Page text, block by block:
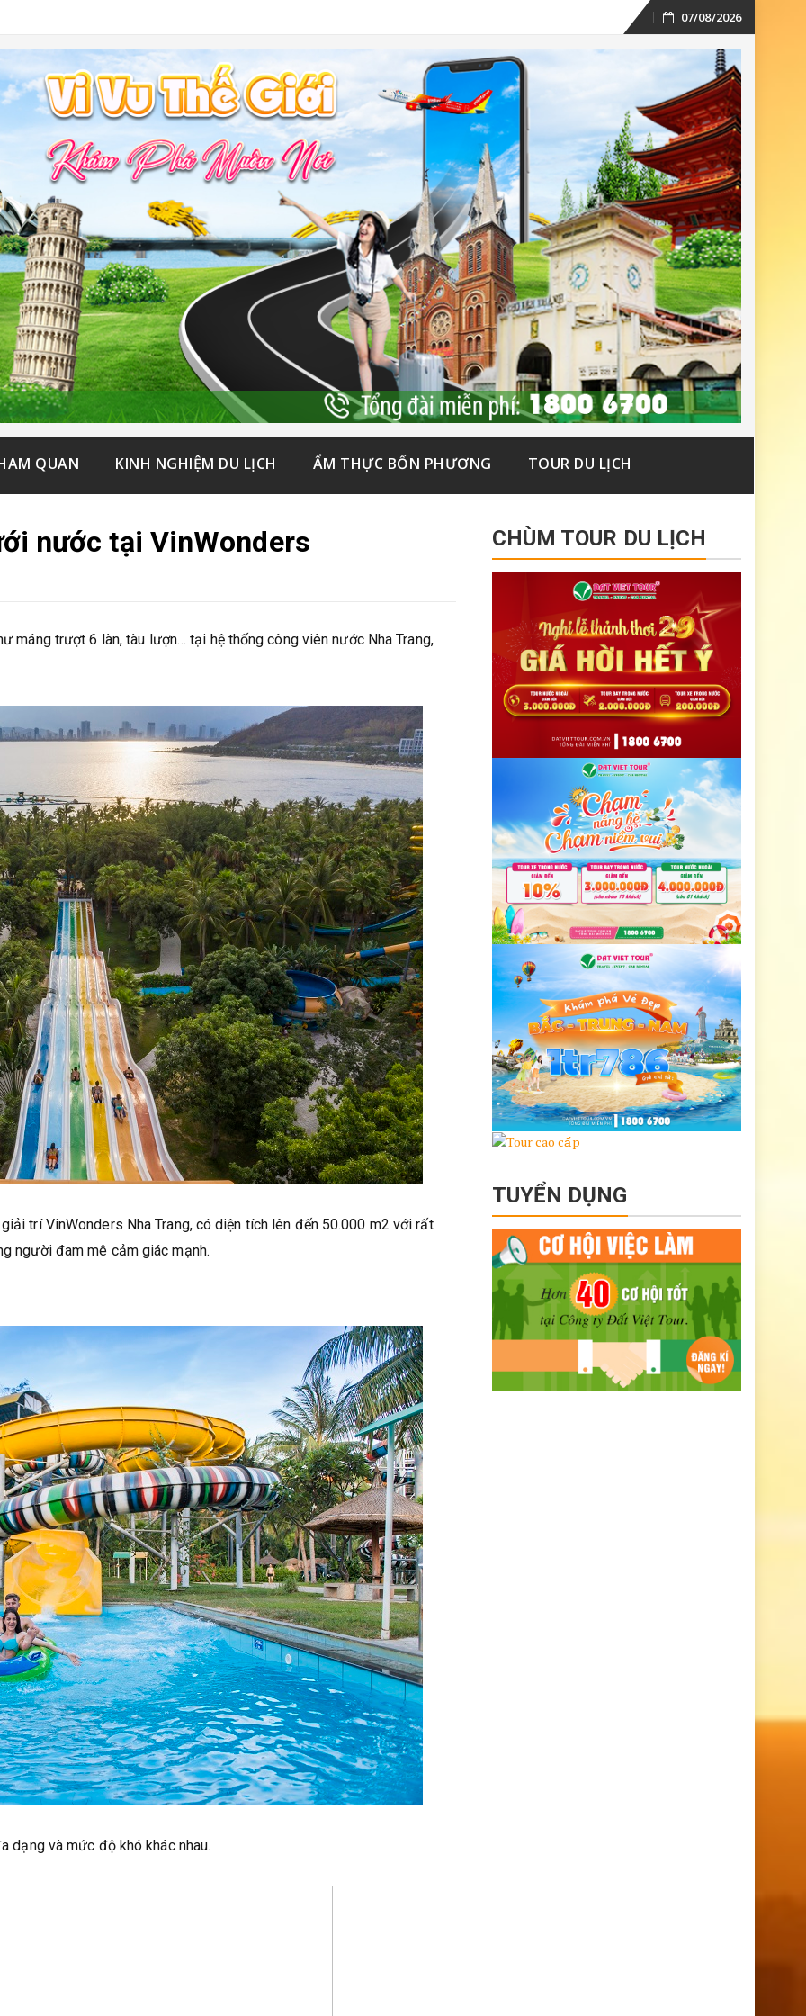
Skip
content
07/08/2026
QUAN KINH NGHIỆM DU LỊCH ẨM THỰC BỐN PHƯƠNG TOUR DU LỊCH
nước tại VinWonders
máng trượt 6 làn, tàu lượn… tại hệ thống công viên nước Nha Trang,
trí VinWonders Nha Trang, có diện tích lên đến 50.000 m2 với rất
người đam mê cảm giác mạnh.
dạng và mức độ khó khác nhau.
CHÙM TOUR DU LỊCH
TUYỂN DỤNG